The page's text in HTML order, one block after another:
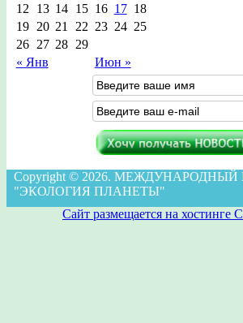
« Янв Июн »
12
13 14 15 16 17 18
19
20 21 22 23 24 25
26
27 28 29
Copyright © 2026.
"ЭКОЛОГИЯ ПЛАНЕТЫ"
Сайт размещается на хостинге